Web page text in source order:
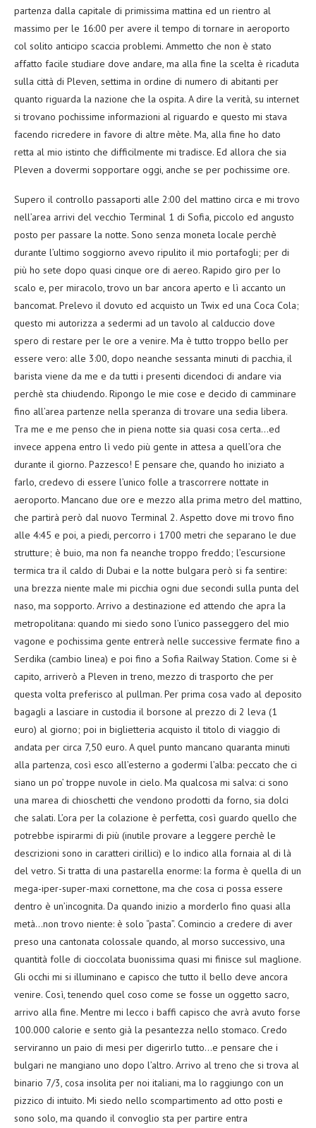
partenza dalla capitale di primissima mattina ed un rientro al
massimo per le 16:00 per avere il tempo di tornare in aeroporto
col solito anticipo scaccia problemi. Ammetto che non è stato
affatto facile studiare dove andare, ma alla fine la scelta è ricaduta
sulla città di Pleven, settima in ordine di numero di abitanti per
quanto riguarda la nazione che la ospita. A dire la verità, su internet
si trovano pochissime informazioni al riguardo e questo mi stava
facendo ricredere in favore di altre mète. Ma, alla fine ho dato
retta al mio istinto che difficilmente mi tradisce. Ed allora che sia
Pleven a dovermi sopportare oggi, anche se per pochissime ore.
Supero il controllo passaporti alle 2:00 del mattino circa e mi trovo
nell’area arrivi del vecchio Terminal 1 di Sofia, piccolo ed angusto
posto per passare la notte. Sono senza moneta locale perchè
durante l’ultimo soggiorno avevo ripulito il mio portafogli; per di
più ho sete dopo quasi cinque ore di aereo. Rapido giro per lo
scalo e, per miracolo, trovo un bar ancora aperto e lì accanto un
bancomat. Prelevo il dovuto ed acquisto un Twix ed una Coca Cola;
questo mi autorizza a sedermi ad un tavolo al calduccio dove
spero di restare per le ore a venire. Ma è tutto troppo bello per
essere vero: alle 3:00, dopo neanche sessanta minuti di pacchia, il
barista viene da me e da tutti i presenti dicendoci di andare via
perchè sta chiudendo. Ripongo le mie cose e decido di camminare
fino all’area partenze nella speranza di trovare una sedia libera.
Tra me e me penso che in piena notte sia quasi cosa certa…ed
invece appena entro lì vedo più gente in attesa a quell’ora che
durante il giorno. Pazzesco! E pensare che, quando ho iniziato a
farlo, credevo di essere l’unico folle a trascorrere nottate in
aeroporto. Mancano due ore e mezzo alla prima metro del mattino,
che partirà però dal nuovo Terminal 2. Aspetto dove mi trovo fino
alle 4:45 e poi, a piedi, percorro i 1700 metri che separano le due
strutture; è buio, ma non fa neanche troppo freddo; l’escursione
termica tra il caldo di Dubai e la notte bulgara però si fa sentire:
una brezza niente male mi picchia ogni due secondi sulla punta del
naso, ma sopporto. Arrivo a destinazione ed attendo che apra la
metropolitana: quando mi siedo sono l’unico passeggero del mio
vagone e pochissima gente entrerà nelle successive fermate fino a
Serdika (cambio linea) e poi fino a Sofia Railway Station. Come si è
capito, arriverò a Pleven in treno, mezzo di trasporto che per
questa volta preferisco al pullman. Per prima cosa vado al deposito
bagagli a lasciare in custodia il borsone al prezzo di 2 leva (1
euro) al giorno; poi in biglietteria acquisto il titolo di viaggio di
andata per circa 7,50 euro. A quel punto mancano quaranta minuti
alla partenza, così esco all’esterno a godermi l’alba: peccato che ci
siano un po’ troppe nuvole in cielo. Ma qualcosa mi salva: ci sono
una marea di chioschetti che vendono prodotti da forno, sia dolci
che salati. L’ora per la colazione è perfetta, così guardo quello che
potrebbe ispirarmi di più (inutile provare a leggere perchè le
descrizioni sono in caratteri cirillici) e lo indico alla fornaia al di là
del vetro. Si tratta di una pastarella enorme: la forma è quella di un
mega-iper-super-maxi cornettone, ma che cosa ci possa essere
dentro è un’incognita. Da quando inizio a morderlo fino quasi alla
metà…non trovo niente: è solo “pasta”. Comincio a credere di aver
preso una cantonata colossale quando, al morso successivo, una
quantità folle di cioccolata buonissima quasi mi finisce sul maglione.
Gli occhi mi si illuminano e capisco che tutto il bello deve ancora
venire. Così, tenendo quel coso come se fosse un oggetto sacro,
arrivo alla fine. Mentre mi lecco i baffi capisco che avrà avuto forse
100.000 calorie e sento già la pesantezza nello stomaco. Credo
serviranno un paio di mesi per digerirlo tutto…e pensare che i
bulgari ne mangiano uno dopo l’altro. Arrivo al treno che si trova al
binario 7/3, cosa insolita per noi italiani, ma lo raggiungo con un
pizzico di intuito. Mi siedo nello scompartimento ad otto posti e
sono solo, ma quando il convoglio sta per partire entra